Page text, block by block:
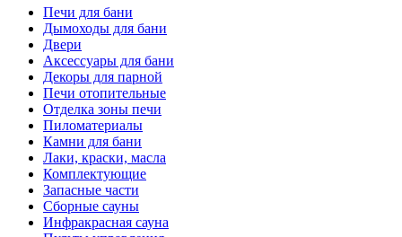
Печи для бани
Дымоходы для бани
Двери
Аксессуары для бани
Декоры для парной
Печи отопительные
Отделка зоны печи
Пиломатериалы
Камни для бани
Лаки, краски, масла
Комплектующие
Запасные части
Сборные сауны
Инфракрасная сауна